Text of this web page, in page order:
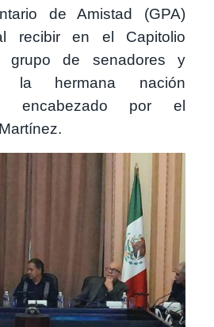
de Amistad (GPA)
recibir en el Capitolio
grupo de senadores y
la hermana nación
encabezado por el